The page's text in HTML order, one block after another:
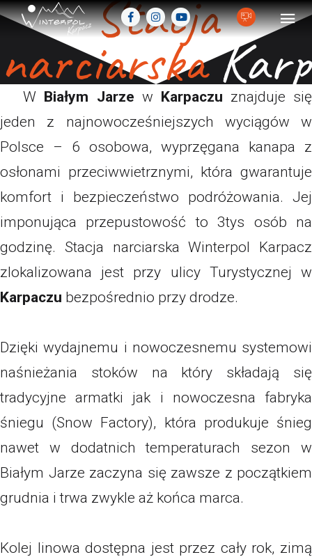
Stacja
narciarska
W Białym Jarze w Karpaczu znajduje się
jeden z najnowocześniejszych wyciągów w
Polsce – 6 osobowa, wyprzęgana kanapa z
osłonami przeciwwietrznymi, która gwarantuje
komfort i bezpieczeństwo podróżowania. Jej
imponująca przepustowość to 3tys osób na
godzinę. Stacja narciarska Winterpol Karpacz
zlokalizowana jest przy ulicy Turystycznej w
Karpaczu bezpośrednio przy drodze.
Dzięki wydajnemu i nowoczesnemu systemowi
naśnieżania stoków na który składają się
tradycyjne armatki jak i nowoczesna fabryka
śniegu (Snow Factory), która produkuje śnieg
nawet w dodatnich temperaturach sezon w
Białym Jarze zaczyna się zawsze z początkiem
grudnia i trwa zwykle aż końca marca.
Kolej linowa dostępna jest przez cały rok, zimą